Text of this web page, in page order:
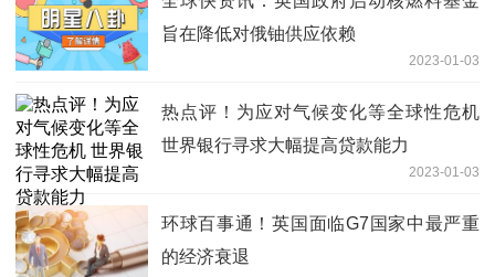
旨在降低对俄铀供应依赖
2023-01-03
热点评！为应对气候变化等全球性危机
世界银行寻求大幅提高贷款能力
2023-01-03
环球百事通！英国面临G7国家中最严重
的经济衰退